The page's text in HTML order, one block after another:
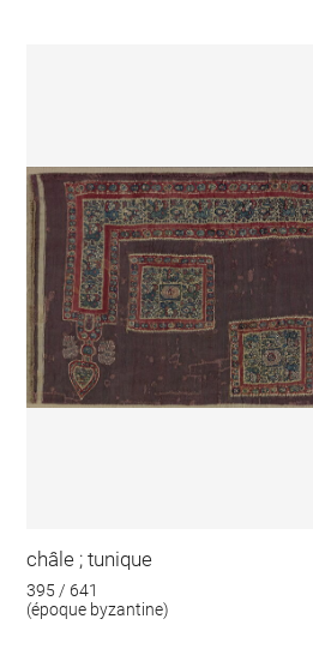
châle ; tunique
395 / 641
(époque byzantine)